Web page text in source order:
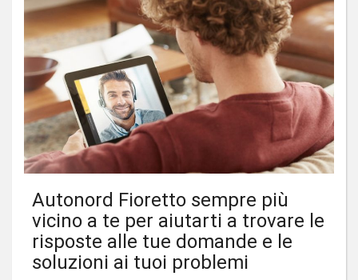
Autonord Fioretto sempre più
vicino a te per aiutarti a trovare le
risposte alle tue domande e le
soluzioni ai tuoi problemi